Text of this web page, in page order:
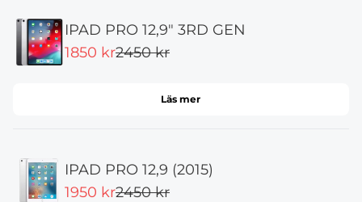
IPAD PRO 12,9" 3RD GEN
1850 kr2450 kr
Läs mer
IPAD PRO 12,9 (2015)
1950 kr2450 kr